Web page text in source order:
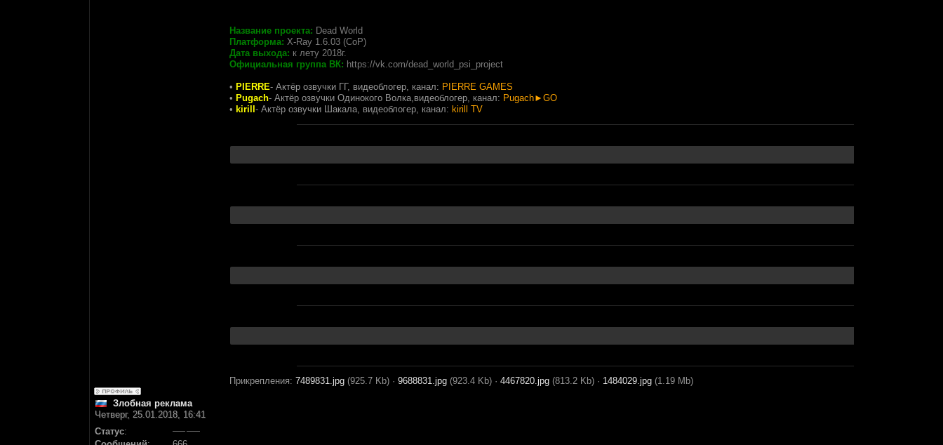
Название проекта: Dead World
Платформа: X-Ray 1.6.03 (CoP)
Дата выхода: к лету 2018г.
Официальная группа ВК: https://vk.com/dead_world_psi_project
• PIERRE- Актёр озвучки ГГ, видеоблогер, канал: PIERRE GAMES
• Pugach- Актёр озвучки Одинокого Волка,видеоблогер, канал: Pugach►GO
• kirill - Актёр озвучки Шакала, видеоблогер, канал: kirill TV
Прикрепления: 7489831.jpg (925.7 Kb) · 9688831.jpg (923.4 Kb) · 4467820.jpg (813.2 Kb) · 1484029.jpg (1.19 Mb)
Злобная реклама
Четверг, 25.01.2018, 16:41
Статус: